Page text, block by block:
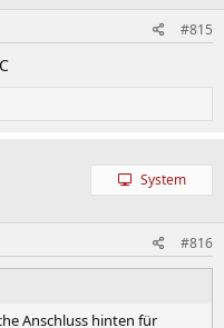
#815
System
#816
Anschluss hinten für